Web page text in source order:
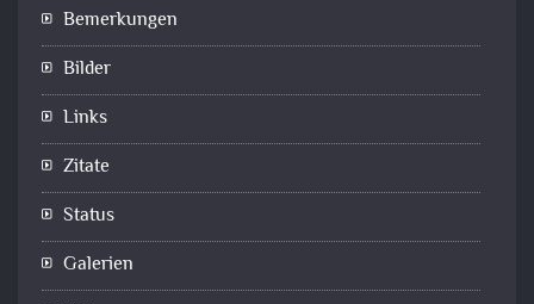
Bemerkungen
Bilder
Links
Zitate
Status
Galerien